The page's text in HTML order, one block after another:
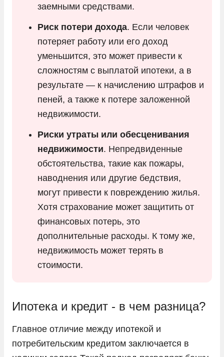
заемными средствами.
Риск потери дохода. Если человек
потеряет работу или его доход
уменьшится, это может привести к
сложностям с выплатой ипотеки, а в
результате — к начислению штрафов и
пеней, а также к потере заложенной
недвижимости.
Риски утраты или обесценивания
недвижимости. Непредвиденные
обстоятельства, такие как пожары,
наводнения или другие бедствия,
могут привести к повреждению жилья.
Хотя страхование может защитить от
финансовых потерь, это
дополнительные расходы. К тому же,
недвижимость может терять в
стоимости.
Ипотека и кредит - в чем разница?
Главное отличие между ипотекой и
потребительским кредитом заключается в